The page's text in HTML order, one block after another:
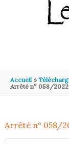
Accueil
Arrêté n° 058/
Arrêté n° 058/